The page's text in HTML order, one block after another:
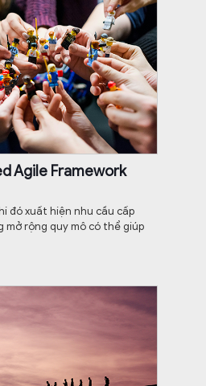
Agile Framework
đó xuất hiện nhu cầu cấp
mở rộng quy mô có thể giúp